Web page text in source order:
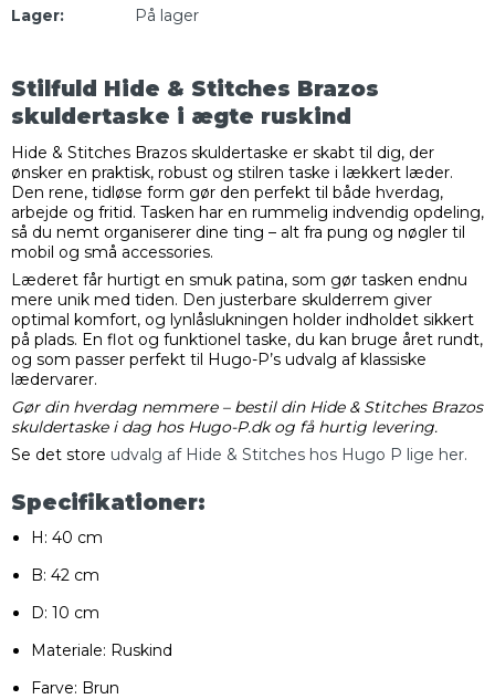
Lager:
På lager
Stilfuld Hide & Stitches Brazos
skuldertaske i ægte ruskind
Hide & Stitches Brazos skuldertaske er skabt til dig, der
ønsker en praktisk, robust og stilren taske i lækkert læder.
Den rene, tidløse form gør den perfekt til både hverdag,
arbejde og fritid. Tasken har en rummelig indvendig opdeling,
så du nemt organiserer dine ting – alt fra pung og nøgler til
mobil og små accessories.
Læderet får hurtigt en smuk patina, som gør tasken endnu
mere unik med tiden. Den justerbare skulderrem giver
optimal komfort, og lynlåslukningen holder indholdet sikkert
på plads. En flot og funktionel taske, du kan bruge året rundt,
og som passer perfekt til Hugo-P’s udvalg af klassiske
lædervarer.
Gør din hverdag nemmere – bestil din Hide & Stitches Brazos
skuldertaske i dag hos Hugo-P.dk og få hurtig levering.
Se det store udvalg af Hide & Stitches hos Hugo P lige her.
Specifikationer:
H: 40 cm
B: 42 cm
D: 10 cm
Materiale: Ruskind
Farve: Brun